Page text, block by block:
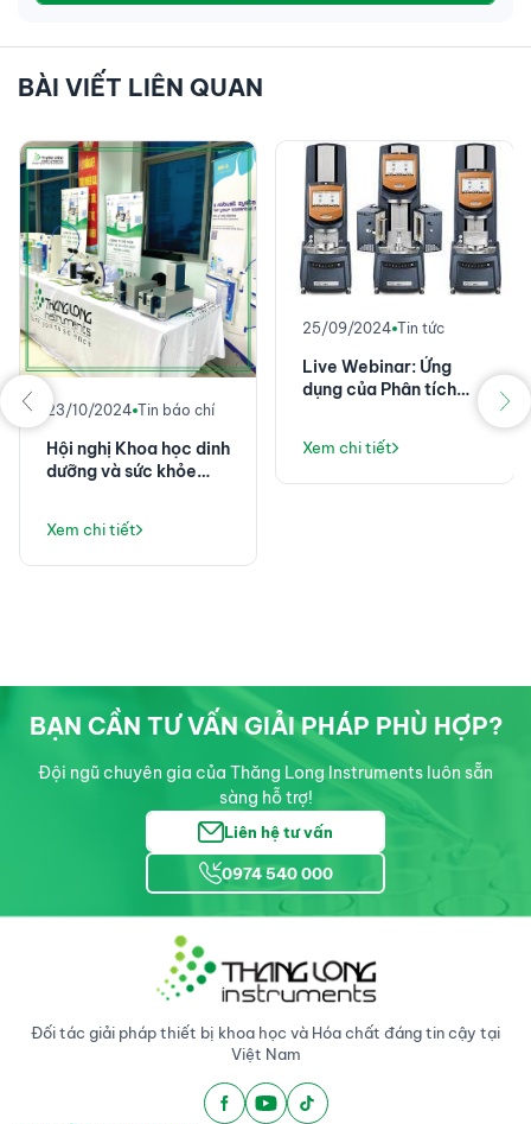
BÀI VIẾT LIÊN QUAN
23/10/2024 Tin báo chí
Hội nghị Khoa học dinh
dưỡng và sức khỏe
quân năm 2024
Xem chi tiết
25/09/2024 Tin tức
Live Webinar: Ứng
dụng của Phân tích
nhiệt và lưu biến trong
Công nghiệp điện tử
Xem chi tiết
BẠN CẦN TƯ VẤN GIẢI PHÁP PHÙ HỢP?
Đội ngũ chuyên gia của Thăng Long Instruments luôn sẵn
sàng hỗ trợ!
Liên hệ tư vấn
0974 540 000
Đối tác giải pháp thiết bị khoa học và Hóa chất đáng tin cậy tại
Việt Nam